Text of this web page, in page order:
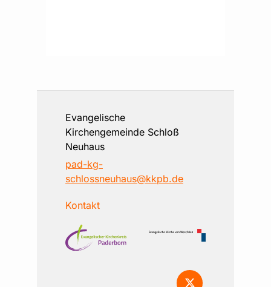
Evangelische
Kirchengemeinde Schloß
Neuhaus
pad-kg-
schlossneuhaus@kkpb.de
Kontakt